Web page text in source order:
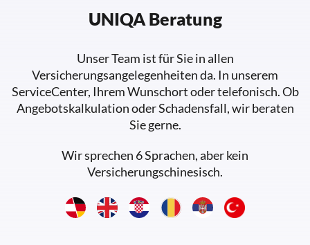
UNIQA Beratung
Unser Team ist für Sie in allen
Versicherungsangelegenheiten da. In unserem
ServiceCenter, Ihrem Wunschort oder telefonisch. Ob
Angebotskalkulation oder Schadensfall, wir beraten
Sie gerne.
Wir sprechen 6 Sprachen, aber kein
Versicherungschinesisch.